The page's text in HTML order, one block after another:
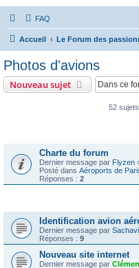
FAQ
Accueil Le Forum des
Photos d'avions
Nouveau sujet
52 sujets
Charte du forum
Dernier message par Flyzen
Posté dans Aéroports de
Réponses : 2
Identification avion
Dernier message par
Réponses : 9
Nouveau site internet
Dernier message par